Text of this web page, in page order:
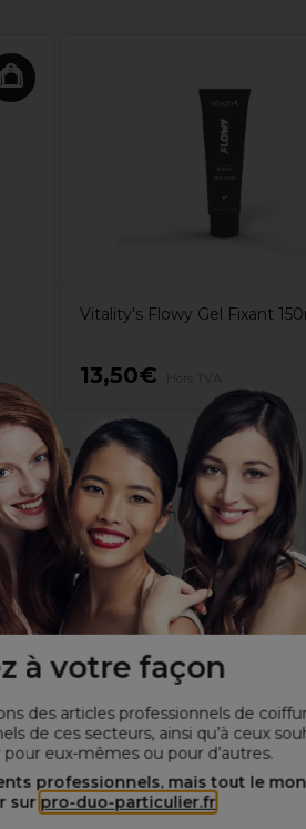
à votre façon
des articles professionnels de
de ces secteurs, ainsi qu’à ceux
eux-mêmes ou pour d’autres.
professionnels, mais tout le
sur pro-duo-particulier.fr
Vitality's Flowy Gel Fixant
13,50€
créant un écran protecteur
et de légèreté
plus grande précision.